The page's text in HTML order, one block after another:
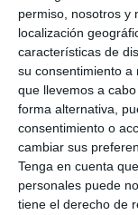
permiso, nosotros y
localización
características de
su consentimiento a
que llevemos a
forma alternativa,
consentimiento o
cambiar sus
Tenga en cuenta
personales puede
tiene el derecho de